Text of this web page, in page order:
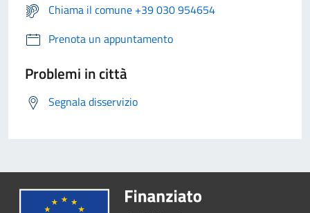
Chiama il comune +39 030 954654
Prenota un appuntamento
Problemi in città
Segnala disservizio